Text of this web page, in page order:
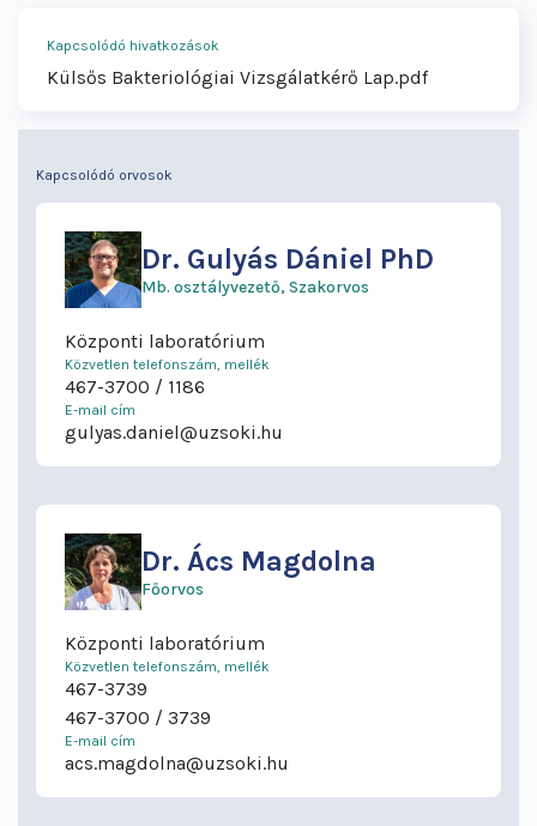
Kapcsolódó hivatkozások
Külsős Bakteriológiai Vizsgálatkérő Lap.pdf
Kapcsolódó orvosok
Dr. Gulyás Dániel PhD
Mb. osztályvezető Szakorvos
Központi laboratórium
Közvetlen telefonszám, mellék
467-3700 1186
E-mail cím
gulyas.daniel@uzsoki.hu
Dr. Ács Magdolna
Főorvos
Központi laboratórium
Közvetlen telefonszám, mellék
467-3739
467-3700
3739
E-mail cím
acs.magdolna@uzsoki.hu